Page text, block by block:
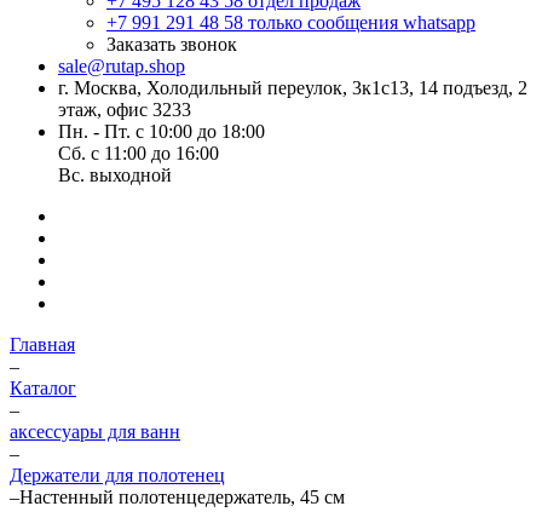
+7 991 291 48 58 только сообщения whatsapp
Заказать звонок
sale@rutap.shop
г. Москва, Холодильный переулок, 3к1с13, 14 подъезд, 2
этаж, офис 3233
Пн. - Пт. с 10:00 до 18:00
Сб. с 11:00 до 16:00
Вс. выходной
Главная
–
Каталог
–
аксессуары для ванн
–
Держатели для полотенец
–Настенный полотенцедержатель, 45 см